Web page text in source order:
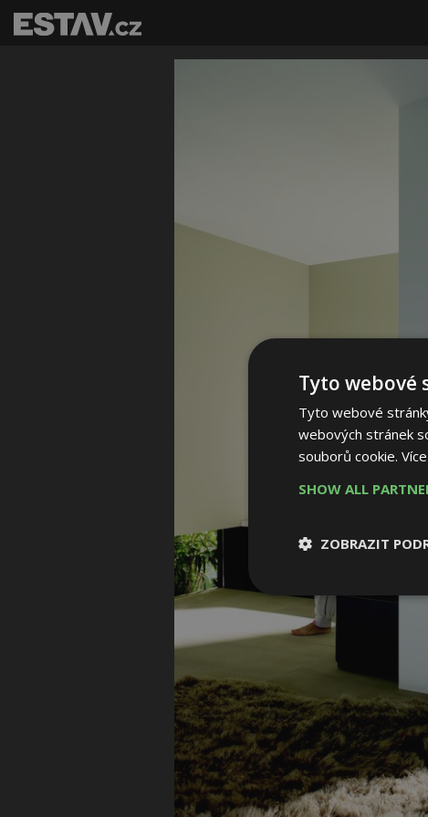
Tyto webové
Tyto webové
webových stránek
souborů cookie.
SHOW ALL
ZOBRAZIT
Nezbytně nutné
soubory
Nezbytně nutné
Nezbytně nutné
Webové stránky nelze